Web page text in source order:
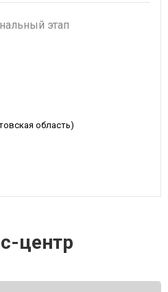
этап
область)
центр